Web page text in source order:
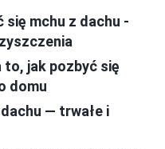
mchu z dachu -
jak pozbyć się
domu
— trwałe i